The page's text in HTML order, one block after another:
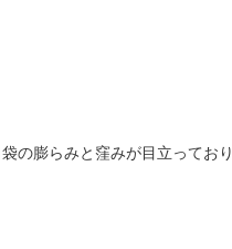
の膨らみと窪みが目立ってお